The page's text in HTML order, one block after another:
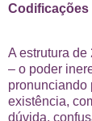
Codificações
A estrutura
– o poder
pronunciando
existência,
dúvida,